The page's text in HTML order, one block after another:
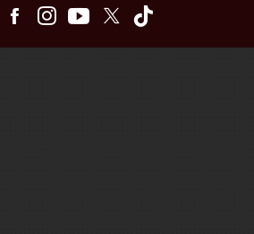
TelegramFacebookInstagramYoutubeTwitter